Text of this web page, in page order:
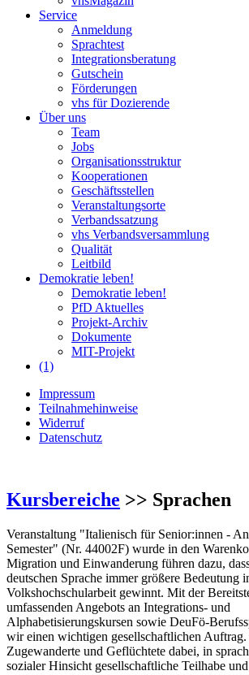
Service
Anmeldung
Sprachtest
Integrationsberatung
Gutschein
Förderungen
vhs für Dozierende
Über uns
Team
Jobs
Organisationsstruktur
Kooperationen
Geschäftsstellen
Veranstaltungsorte
Verbandssatzung
vhs Verbandsversammlung
Qualität
Leitbild
Demokratie leben!
Demokratie leben!
PfD Aktuelles
Projekt-Archiv
Dokumente
MIT-Projekt
(1)
Impressum
Teilnahmehinweise
Widerruf
Datenschutz
Kursbereiche >> Sprachen
Veranstaltung "Italienisch für Senior:innen -
Semester" (Nr. 44002F) wurde in den
Migration und Einwanderung führen dazu,
deutschen Sprache immer größere Bedeutung
Volkshochschularbeit gewinnt. Mit der
umfassenden Angebots an Integrations- und
Alphabetisierungskursen sowie DeuFö-
wir einen wichtigen gesellschaftlichen
Zugewanderte und Geflüchtete dabei, in
sozialer Hinsicht gesellschaftliche Teilhabe